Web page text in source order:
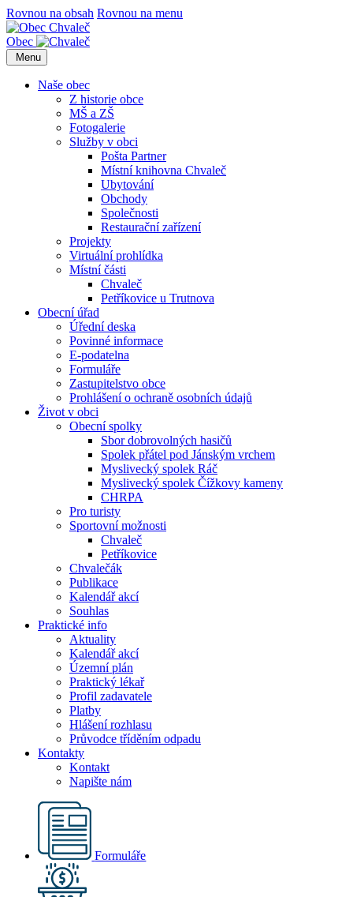
Rovnou na obsah Rovnou na menu
Obec
Menu
Naše obec
Z historie obce
MŠ a ZŠ
Fotogalerie
Služby v obci
Pošta Partner
Místní knihovna Chvaleč
Ubytování
Obchody
Společnosti
Restaurační zařízení
Projekty
Virtuální prohlídka
Místní části
Chvaleč
Petříkovice u Trutnova
Obecní úřad
Úřední deska
Povinné informace
E-podatelna
Formuláře
Zastupitelstvo obce
Prohlášení o ochraně osobních údajů
Život v obci
Obecní spolky
Sbor dobrovolných hasičů
Spolek přátel pod Jánským vrchem
Myslivecký spolek Ráč
Myslivecký spolek Čížkovy kameny
CHRPA
Pro turisty
Sportovní možnosti
Chvaleč
Petříkovice
Chvalečák
Publikace
Kalendář akcí
Souhlas
Praktické info
Aktuality
Kalendář akcí
Územní plán
Praktický lékař
Profil zadavatele
Platby
Hlášení rozhlasu
Průvodce tříděním odpadu
Kontakty
Kontakt
Napište nám
Formuláře